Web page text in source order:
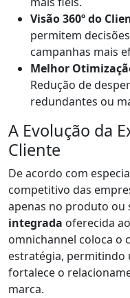
Visão 360º do
permitem
campanhas mais
Melhor
Redução de
redundantes ou
A Evolução da
Cliente
De acordo com
competitivo das
apenas no produto ou
integrada oferecida
omnichannel coloca o
estratégia, permitindo
fortalece o
marca.